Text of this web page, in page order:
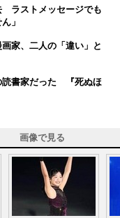
ラストメッセージでも
」
家、二人の「違い」と
読書家だった 『死ぬほ
画像で見る